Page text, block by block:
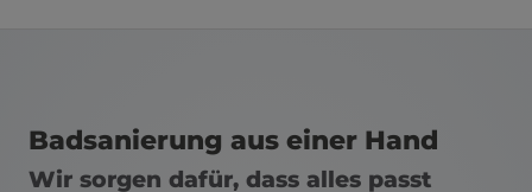
Badsanierung aus einer Hand
Wir sorgen dafür, dass alles passt